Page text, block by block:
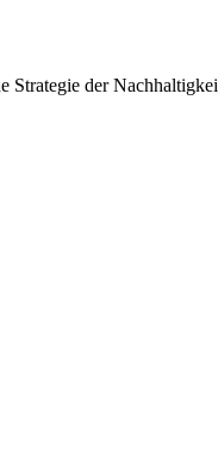
Strategie der